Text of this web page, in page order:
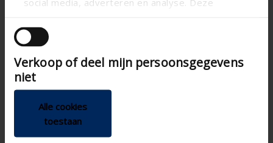
andere informatie die u aan ze heeft verstrekt of
die ze hebben verzameld op basis van uw gebruik
van hun services.
Verkoop of deel mijn persoonsgegevens
niet
Alle cookies
toestaan
Step control
Control
Electric , Manual
U-value